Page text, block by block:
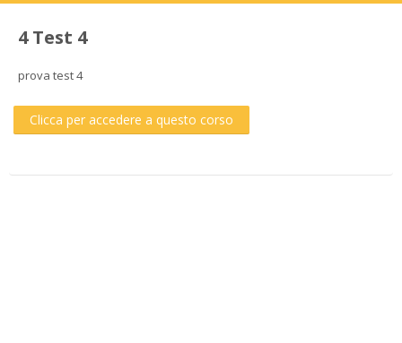
4 Test 4
prova test 4
Clicca per accedere a questo corso